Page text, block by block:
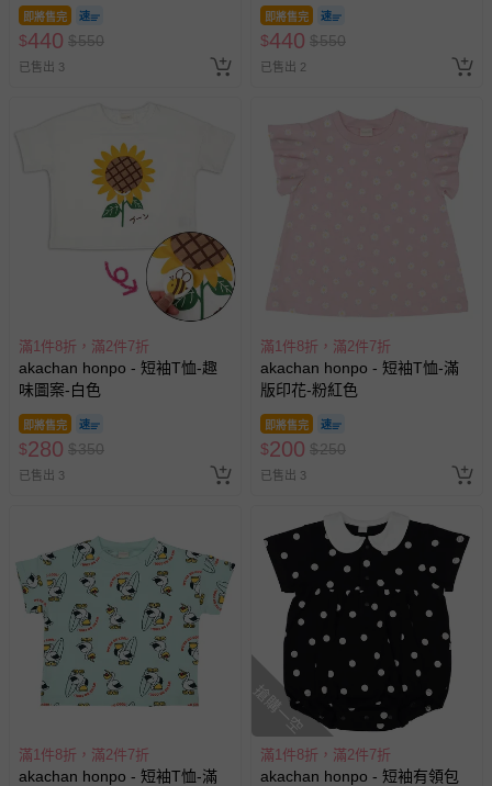
即將售完
$440 $550
已售出 3
即將售完
$440 $550
已售出 2
滿1件8折，滿2件7折
akachan honpo - 短袖T恤-趣
味圖案-白色
即將售完
$280 $350
已售出 3
滿1件8折，滿2件7折
akachan honpo - 短袖T恤-滿
版印花-粉紅色
即將售完
$200 $250
已售出 3
滿1件8折，滿2件7折
akachan honpo - 短袖T恤-滿
搶購一空
滿1件8折，滿2件7折
akachan honpo - 短袖有領包